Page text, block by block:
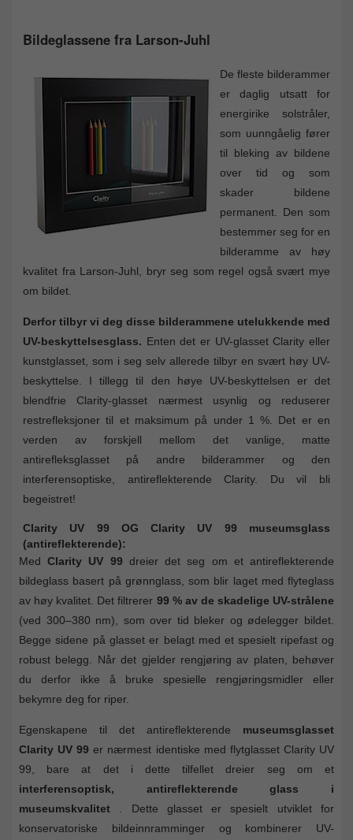
Bildeglassene fra Larson-Juhl
De fleste bilderammer
er daglig utsatt for
energirike solstråler,
som uunngåelig fører
til bleking av bildene
over tid og som
skader bildene
permanent. Den som
bestemmer seg for en
bilderamme av høy
kvalitet fra Larson-Juhl, bryr seg som regel også svært mye
om bildet.
Derfor tilbyr vi deg disse bilderammene utelukkende med
UV-beskyttelsesglass. Enten det er UV-glasset Clarity eller
kunstglasset, som i seg selv allerede tilbyr en svært høy UV-
beskyttelse. I tillegg til den høye UV-beskyttelsen er det
blendfrie Clarity-glasset nærmest usynlig og reduserer
restrefleksjoner til et maksimum på under 1 %. Det er en
verden av forskjell mellom det vanlige, matte
antirefleksglasset på andre bilderammer og den
interferensoptiske, antireflekterende Clarity. Du vil bli
begeistret!
Clarity UV 99 OG Clarity UV 99 museumsglass
(antireflekterende):
MedClarity UV 99 dreier det seg om et antireflekterende
bildeglass basert på grønnglass, som blir laget med flyteglass
av høy kvalitet. Det filtrerer 99 % av de skadelige UV-strålene
(ved 300–380 nm), som over tid bleker og ødelegger bildet.
Begge sidene på glasset er belagt med et spesielt ripefast og
robust belegg. Når det gjelder rengjøring av platen, behøver
du derfor ikke å bruke spesielle rengjøringsmidler eller
bekymre deg for riper.
Egenskapene til det antireflekterende museumsglasset
Clarity UV 99 er nærmest identiske med flytglasset Clarity UV
99, bare at det i dette tilfellet dreier seg om et
interferensoptisk, antireflekterende glass i
museumskvalitet . Dette glasset er spesielt utviklet for
konservatoriske bildeinnramminger og kombinerer UV-